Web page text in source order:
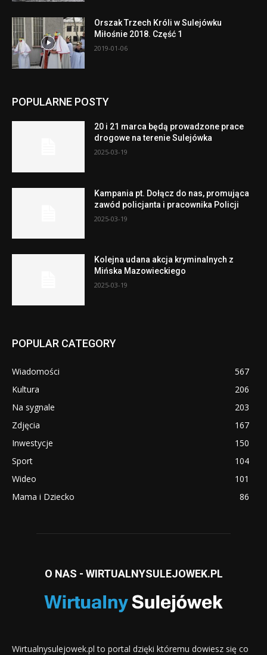
Orszak Trzech Króli w Sulejówku
Miłośnie 2018. Część 1
2019-01-06
POPULARNE POSTY
20 i 21 marca będą prowadzone prace
drogowe na terenie Sulejówka
2025-03-19
Kampania pt. Dołącz do nas, promująca
zawód policjanta i pracownika Policji
2025-03-19
Kolejna udana akcja kryminalnych z
Mińska Mazowieckiego
2025-03-19
POPULAR CATEGORY
Wiadomości
567
Kultura
206
Na sygnale
203
Zdjęcia
167
Inwestycje
150
Sport
104
Wideo
101
Mama i Dziecko
86
O NAS - WIRTUALNYSULEJOWEK.PL
Wirtualnysulejowek.pl to portal dzięki któremu dowiesz się co